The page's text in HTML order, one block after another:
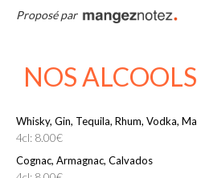
Proposé par
NOS
Whisky, Gin, Tequila, Rhum, Vodka,
4cl: 8.00€
Cognac, Armagnac, Calvados